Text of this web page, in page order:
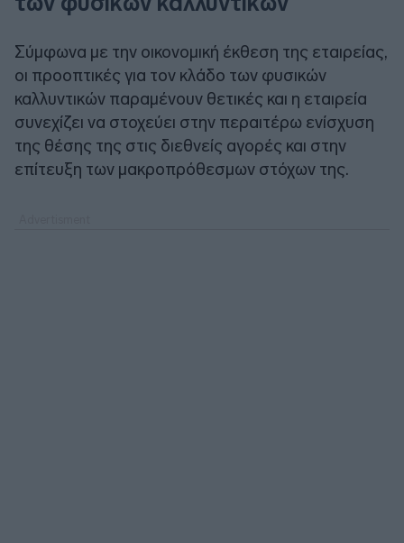
Σύμφωνα με την οικονομική έκθεση της εταιρείας,
οι προοπτικές για τον κλάδο των φυσικών
καλλυντικών παραμένουν θετικές και η εταιρεία
συνεχίζει να στοχεύει στην περαιτέρω ενίσχυση
της θέσης της στις διεθνείς αγορές και στην
επίτευξη των μακροπρόθεσμων στόχων της.